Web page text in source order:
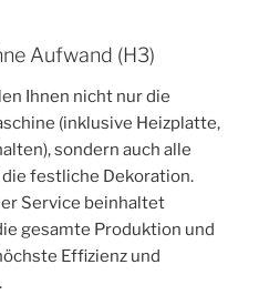
Aufwand (H3)
Ihnen nicht nur die
(inklusive Heizplatte,
sondern auch alle
festliche Dekoration.
Service beinhaltet
gesamte Produktion und
Effizienz und